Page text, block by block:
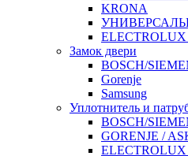
KRONA
Замок двери
BOSCH/
Gorenje
Samsung
Уплотнитель и
BOSCH/
GORENJE /